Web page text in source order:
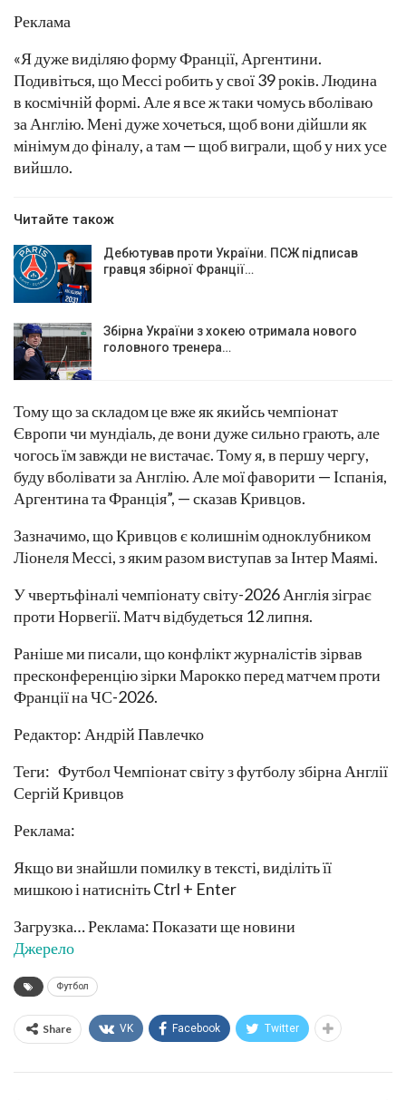
Реклама
«Я дуже виділяю форму Франції, Аргентини.
Подивіться, що Мессі робить у свої 39 років. Людина
в космічній формі. Але я все ж таки чомусь вболіваю
за Англію. Мені дуже хочеться, щоб вони дійшли як
мінімум до фіналу, а там — щоб виграли, щоб у них усе
вийшло.
Читайте також
Дебютував проти України. ПСЖ підписав
гравця збірної Франції…
Збірна України з хокею отримала нового
головного тренера…
Тому що за складом це вже як якийсь чемпіонат
Європи чи мундіаль, де вони дуже сильно грають, але
чогось їм завжди не вистачає. Тому я, в першу чергу,
буду вболівати за Англію. Але мої фаворити — Іспанія,
Аргентина та Франція”, — сказав Кривцов.
Зазначимо, що Кривцов є колишнім одноклубником
Ліонеля Мессі, з яким разом виступав за Інтер Маямі.
У чвертьфіналі чемпіонату світу-2026 Англія зіграє
проти Норвегії. Матч відбудеться 12 липня.
Раніше ми писали, що конфлікт журналістів зірвав
пресконференцію зірки Марокко перед матчем проти
Франції на ЧС-2026.
Редактор: Андрій Павлечко
Теги: Футбол Чемпіонат світу з футболу збірна Англії
Сергій Кривцов
Реклама:
Якщо ви знайшли помилку в тексті, виділіть її
мишкою і натисніть Ctrl + Enter
Загрузка… Реклама: Показати ще новини
Джерело
Футбол
Share VK Facebook Twitter